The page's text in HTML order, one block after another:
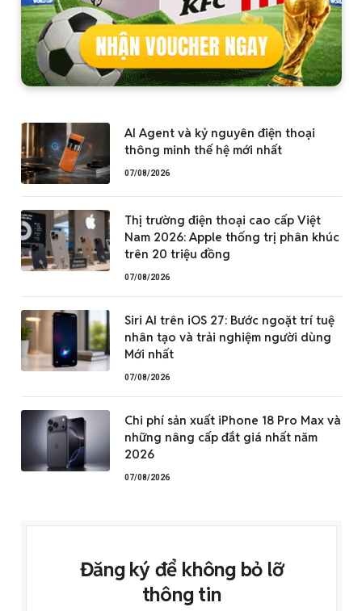
AI Agent và kỷ nguyên điện thoại
thông minh thế hệ mới nhất
07/08/2026
Thị trường điện thoại cao cấp Việt
Nam 2026: Apple thống trị phân khúc
trên 20 triệu đồng
07/08/2026
Siri AI trên iOS 27: Bước ngoặt trí tuệ
nhân tạo và trải nghiệm người dùng
Mới nhất
07/08/2026
Chi phí sản xuất iPhone 18 Pro Max và
những nâng cấp đắt giá nhất năm
2026
07/08/2026
Đăng ký để không bỏ lỡ
thông tin